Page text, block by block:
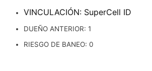
VINCULACIÓN: SuperCell ID
DUEÑO ANTERIOR: 1
RIESGO DE BANEO: 0